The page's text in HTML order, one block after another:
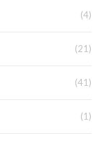
(4)
(21)
(41)
(1)